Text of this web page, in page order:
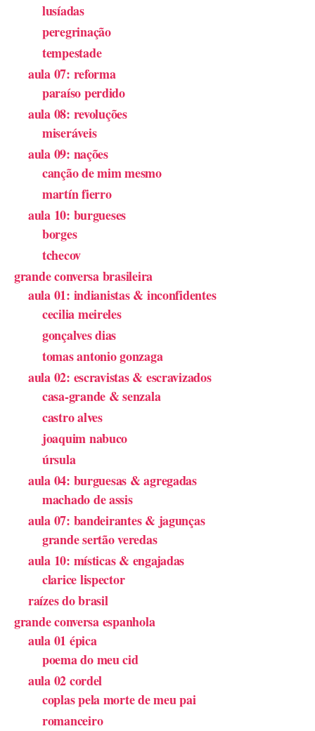
lusíadas
peregrinação
tempestade
aula 07: reforma
paraíso perdido
aula 08: revoluções
miseráveis
aula 09: nações
canção de mim mesmo
martín fierro
aula 10: burgueses
borges
tchecov
grande conversa brasileira
aula 01: indianistas & inconfidentes
cecilia meireles
gonçalves dias
tomas antonio gonzaga
aula 02: escravistas & escravizados
casa-grande & senzala
castro alves
joaquim nabuco
úrsula
aula 04: burguesas & agregadas
machado de assis
aula 07: bandeirantes & jagunças
grande sertão veredas
aula 10: místicas & engajadas
clarice lispector
raízes do brasil
grande conversa espanhola
aula 01 épica
poema do meu cid
aula 02 cordel
coplas pela morte de meu pai
romanceiro